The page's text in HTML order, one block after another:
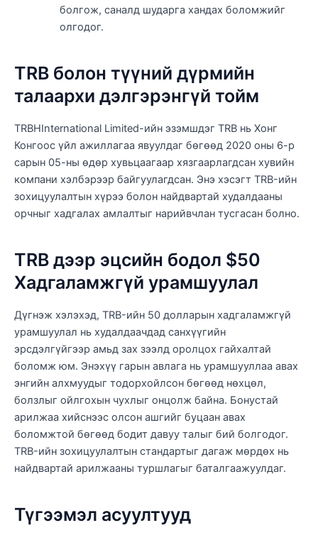
болгож, саналд шударга хандах боломжийг
олгодог.
TRB болон түүний дүрмийн
талаархи дэлгэрэнгүй тойм
TRBHInternational Limited-ийн эзэмшдэг TRB нь Хонг
Конгоос үйл ажиллагаа явуулдаг бөгөөд 2020 оны 6-р
сарын 05-ны өдөр хувьцаагаар хязгаарлагдсан хувийн
компани хэлбэрээр байгуулагдсан. Энэ хэсэгт TRB-ийн
зохицуулалтын хүрээ болон найдвартай худалдааны
орчныг хадгалах амлалтыг нарийвчлан тусгасан болно.
TRB дээр эцсийн бодол $50
Хадгаламжгүй урамшуулал
Дүгнэж хэлэхэд, TRB-ийн 50 долларын хадгаламжгүй
урамшуулал нь худалдаачдад санхүүгийн
эрсдэлгүйгээр амьд зах зээлд оролцох гайхалтай
боломж юм. Энэхүү гарын авлага нь урамшууллаа авах
энгийн алхмуудыг тодорхойлсон бөгөөд нөхцөл,
болзлыг ойлгохын чухлыг онцолж байна. Бонустай
арилжаа хийснээс олсон ашгийг буцаан авах
боломжтой бөгөөд бодит давуу талыг бий болгодог.
TRB-ийн зохицуулалтын стандартыг дагаж мөрдөх нь
найдвартай арилжааны туршлагыг баталгаажуулдаг.
Түгээмэл асуултууд